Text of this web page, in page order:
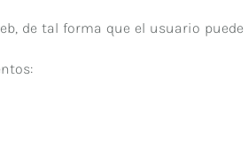
de tal forma que el usuario puede